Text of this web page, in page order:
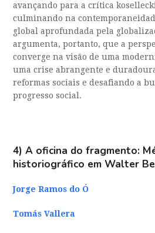
avançando para a crítica
culminando na
global aprofundada pela
argumenta, portanto, que a
converge na visão de uma
uma crise abrangente e
reformas sociais e desafiando a
progresso social.
4)A oficina do fragmento:
historiográfico em Walter
Jorge Ramos do Ó
Tomás Vallera